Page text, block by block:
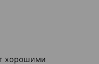
хорошими